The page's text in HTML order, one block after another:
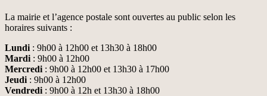
La mairie et l’agence postale sont ouvertes au public selon les
horaires suivants :
Lundi : 9h00 à 12h00 et 13h30 à 18h00
Mardi : 9h00 à 12h00
Mercredi : 9h00 à 12h00 et 13h30 à 17h00
Jeudi : 9h00 à 12h00
Vendredi : 9h00 à 12h et 13h30 à 18h00